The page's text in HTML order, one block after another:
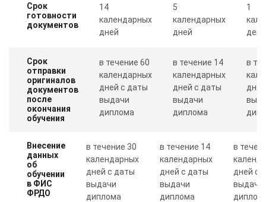
Срок
готовности
документов
14
календарных
дней
5
календарных
дней
1
день
Срок
отправки
оригиналов
документов
после
окончания
обучения
в течение 60
календарных
дней с даты
выдачи
диплома
в течение 14
календарных
дней с даты
выдачи
диплома
в
дня
Внесение
данных
об
обучении
в ФИС
ФРДО
в течение 30
календарных
дней с даты
выдачи
диплома
в течение 14
календарных
дней с даты
выдачи
диплома
в
дней с
выдачи